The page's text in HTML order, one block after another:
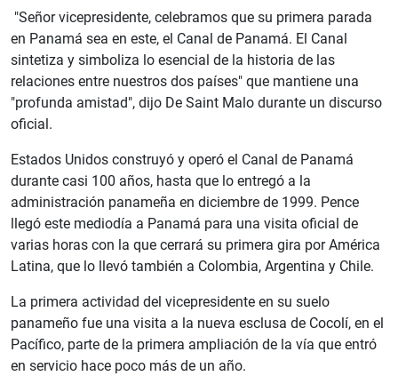
"Señor vicepresidente, celebramos que su primera parada
en Panamá sea en este, el Canal de Panamá. El Canal
sintetiza y simboliza lo esencial de la historia de las
relaciones entre nuestros dos países" que mantiene una
"profunda amistad", dijo De Saint Malo durante un discurso
oficial.
Estados Unidos construyó y operó el Canal de Panamá
durante casi 100 años, hasta que lo entregó a la
administración panameña en diciembre de 1999. Pence
llegó este mediodía a Panamá para una visita oficial de
varias horas con la que cerrará su primera gira por América
Latina, que lo llevó también a Colombia, Argentina y Chile.
La primera actividad del vicepresidente en su suelo
panameño fue una visita a la nueva esclusa de Cocolí, en el
Pacífico, parte de la primera ampliación de la vía que entró
en servicio hace poco más de un año.